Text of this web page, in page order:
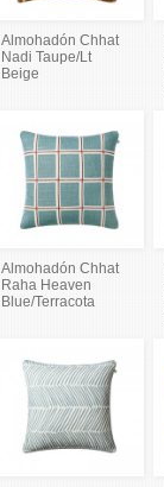
Almohadón Chhat
Nadi Taupe/Lt
Beige
Almohadón Chhat
Raha Heaven
Blue/Terracota